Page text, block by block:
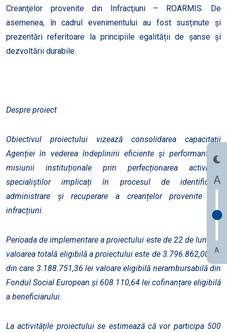
A
A
Creanţelor provenite din Infracţiuni – ROARMIS. De
asemenea, în cadrul evenimentului au fost susținute și
prezentări referitoare la principiile egalității de șanse și
dezvoltării durabile.
Despre proiect
Obiectivul proiectului vizează consolidarea capacitații
Agenției în vederea îndeplinirii eficiente și performante a
misiunii instituționale prin perfecționarea activității
specialiștilor implicați în procesul de identificare,
administrare și recuperare a creanțelor provenite din
infracțiuni.
Perioada de implementare a proiectului este de 22 de luni, iar
valoarea totală eligibilă a proiectului este de 3.796.862,00 lei,
din care 3.188.751,36 lei valoare eligibilă nerambursabilă din
Fondul Social European și 608.110,64 lei cofinanțare eligibilă
a beneficiarului.
La activitățile proiectului se estimează că vor participa 500